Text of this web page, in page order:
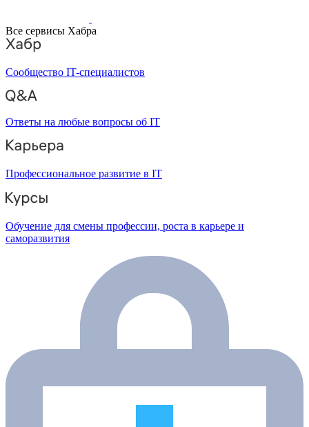
Все сервисы Хабра
Сообщество IT-специалистов
Ответы на любые вопросы об IT
Профессиональное развитие в IT
Обучение для смены профессии, роста в карьере и
саморазвития